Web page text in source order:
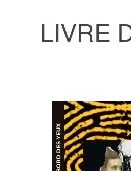
LIVRE